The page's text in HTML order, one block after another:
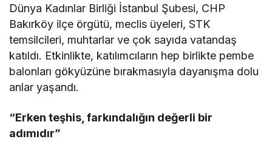
Dünya Kadınlar Birliği İstanbul Şubesi, CHP
Bakırköy ilçe örgütü, meclis üyeleri, STK
temsilcileri, muhtarlar ve çok sayıda vatandaş
katıldı. Etkinlikte, katılımcıların hep birlikte pembe
balonları gökyüzüne bırakmasıyla dayanışma dolu
anlar yaşandı.
“Erken teşhis, farkındalığın değerli bir
adımıdır”